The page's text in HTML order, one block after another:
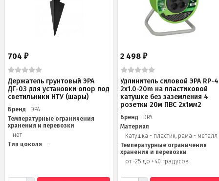
704 ₽
Держатель грунтовый ЭРА
ДГ-03 для установки опор под
светильники НТУ (шары)
Бренд
ЭРА
Температурные ограничения
хранения и перевозки
нет
Тип цоколя
-
2 498₽
Удлинитель силовой ЭРА RP-
2x1.0-20m на пластиковой
катушке без заземления 4
розетки 20м ПВС 2х1мм2
Бренд
ЭРА
Материал
Катушка - пластик, рама - металл
Температурные ограничения
хранения и перевозки
от -25 до +40 градусов